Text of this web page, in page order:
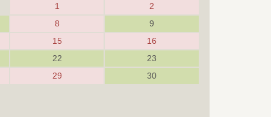
1
2
8
9
15
16
22
23
29
30